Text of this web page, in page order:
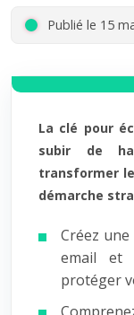
Publié le 15
La clé pour
subir de
transformer
démarche
Créez
email et
protéger